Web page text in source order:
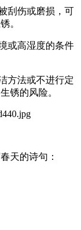
刮伤或磨损，可
。
或高湿度的条件
方法或不进行定
锈的风险。
天的诗句：